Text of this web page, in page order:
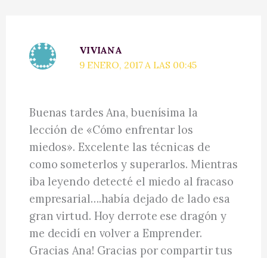
VIVIANA
9 ENERO, 2017 A LAS 00:45
Buenas tardes Ana, buenísima la
lección de «Cómo enfrentar los
miedos». Excelente las técnicas de
como someterlos y superarlos. Mientras
iba leyendo detecté el miedo al fracaso
empresarial….había dejado de lado esa
gran virtud. Hoy derrote ese dragón y
me decidí en volver a Emprender.
Gracias Ana! Gracias por compartir tus